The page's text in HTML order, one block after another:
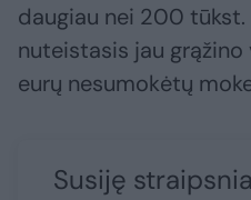
daugiau nei 200 tūkst.
nuteistasis jau
eurų nesumokėtų
Susiję